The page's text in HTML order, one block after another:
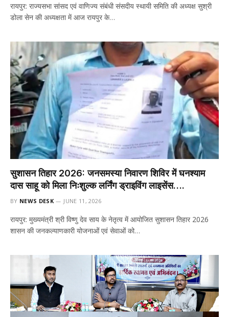
रायपुर: राज्यसभा सांसद एवं वाणिज्य संबंधी संसदीय स्थायी समिति की अध्यक्ष सुश्री
डोला सेन की अध्यक्षता में आज रायपुर के…
सुशासन तिहार 2026: जनसमस्या निवारण शिविर में घनश्याम
दास साहू को मिला निःशुल्क लर्निंग ड्राइविंग लाइसेंस….
BY NEWS DESK JUNE 11, 2026
रायपुर: मुख्यमंत्री श्री विष्णु देव साय के नेतृत्व में आयोजित सुशासन तिहार 2026
शासन की जनकल्याणकारी योजनाओं एवं सेवाओं को…